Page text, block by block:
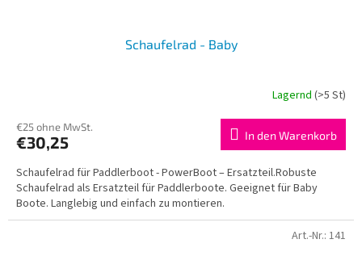
Schaufelrad - Baby
Lagernd (>5 St)
€25 ohne MwSt.
€30,25 In den Warenkorb
Schaufelrad für Paddlerboot - PowerBoot – Ersatzteil.Robuste
Schaufelrad als Ersatzteil für Paddlerboote. Geeignet für Baby
Boote. Langlebig und einfach zu montieren.
Art.-Nr.: 141